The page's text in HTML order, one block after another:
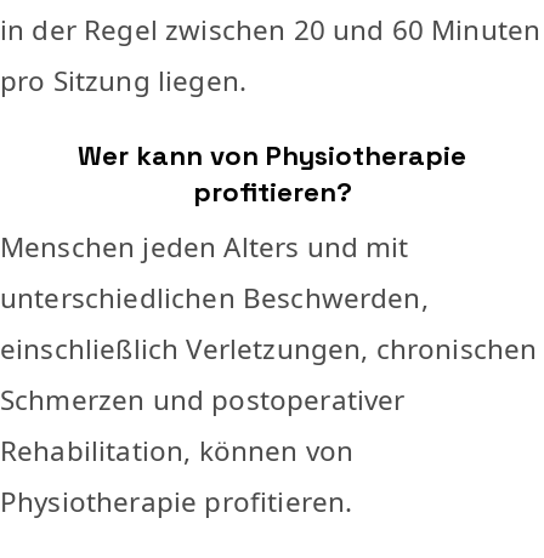
in der Regel zwischen 20 und 60 Minuten
pro Sitzung liegen.
Wer kann von Physiotherapie
profitieren?
Menschen jeden Alters und mit
unterschiedlichen Beschwerden,
einschließlich Verletzungen, chronischen
Schmerzen und postoperativer
Rehabilitation, können von
Physiotherapie profitieren.